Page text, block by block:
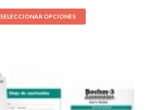
SELECCIONAR OPCIONES